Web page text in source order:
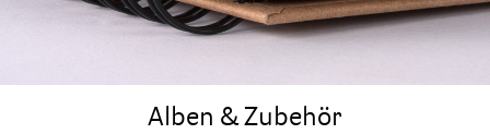
Alben & Zubehör